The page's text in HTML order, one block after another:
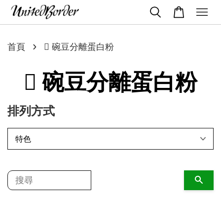
首頁 ›  碗豆分離蛋白粉
 碗豆分離蛋白粉
排列方式